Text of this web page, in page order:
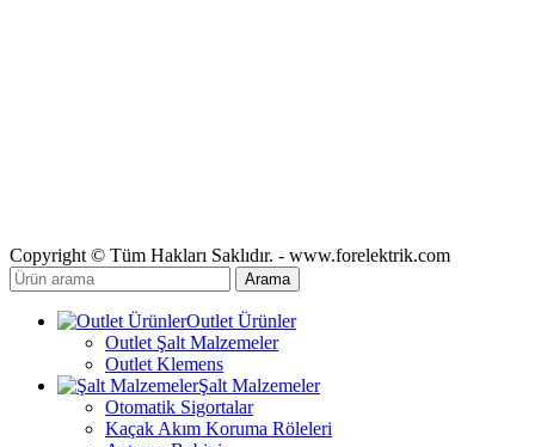
Copyright © Tüm Hakları Saklıdır. - www.forelektrik.com
Arama
Outlet Ürünler
Outlet Şalt Malzemeler
Outlet Klemens
Şalt Malzemeler
Otomatik Sigortalar
Kaçak Akım Koruma Röleleri